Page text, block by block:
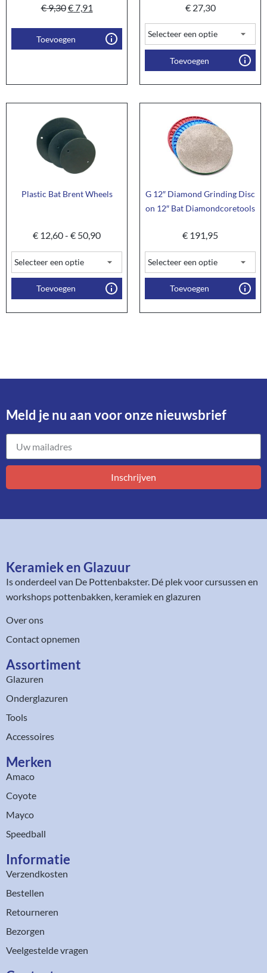
€9,30€7,91
Toevoegen
€27,30
Toevoegen
Plastic Bat Brent Wheels
€ 12,60- € 50,90
Toevoegen
G 12″ Diamond Grinding Disc
on 12″ Bat Diamondcoretools
€ 191,95
Toevoegen
Meld je nu aan voor onze nieuwsbrief​
Inschrijven
Keramiek en Glazuur​
Is onderdeel van De Pottenbakster. Dé plek voor cursussen en
workshops pottenbakken, keramiek en glazuren
Over ons
Contact opnemen
Assortiment​
Glazuren
Onderglazuren
Tools
Accessoires
Merken
Amaco
Coyote
Mayco
Speedball
Informatie
Verzendkosten
Bestellen
Retourneren
Bezorgen
Veelgestelde vragen